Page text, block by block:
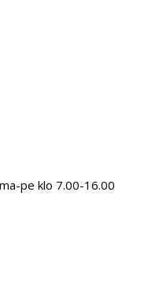
pe klo 7.00-16.00